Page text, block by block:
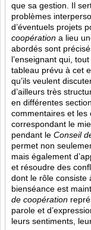
que sa gestion. Il
problèmes
d’éventuels projets
coopération a lieu
abordés sont
l’enseignant qui,
tableau prévu à cet
qu’ils veulent
d’ailleurs très
en différentes
commentaires et les
correspondant le
pendant le Conseil
permet non
mais également
et résoudre des
dont le rôle consiste
bienséance est
de coopération
parole et
leurs sentiments,